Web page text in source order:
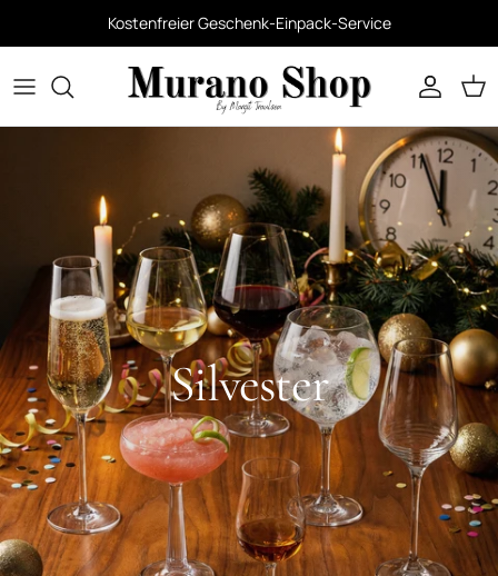
Kostenfreier Geschenk-Einpack-Service
Konto
Silvester